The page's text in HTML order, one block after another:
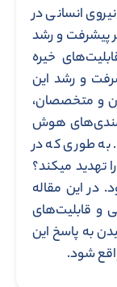
انسانی در
پیشرفت و رشد
خیره
و رشد این
و متخصصان،
هوش
به طوری که در
میکند؟
در این مقاله
و قابلیت‌های
به پاسخ این
شود.